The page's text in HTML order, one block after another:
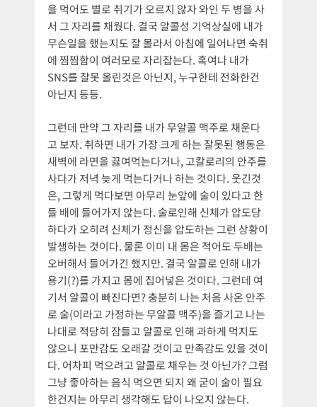
을 먹어도 별로 취기가 오르지 않자 와인 두 병을 사
서 그 자리를 채웠다. 결국 알콜성 기억상실에 내가
무슨일을 했는지도 잘 몰라서 아침에 일어나면 숙취
에 찜찜함이 여러모로 자리잡는다. 혹여나 내가
SNS를 잘못 올린것은 아닌지, 누구한테 전화한건
아닌지 등등.
그런데 만약 그 자리를 내가 무알콜 맥주로 채운다
고 보자. 취하면 내가 가장 크게 하는 잘못된 행동은
새벽에 라면을 끓여먹는다거나, 고칼로리의 안주를
사다가 저녁 늦게 먹는다거나 하는 것이다. 웃긴것
은, 그렇게 먹다보면 아무리 눈앞에 술이 있다고 한
들 배에 들어가지 않는다. 술로인해 신체가 압도당
하다가 오히려 신체가 정신을 압도하는 그런 상황이
발생하는 것이다. 물론 이미 내 몸은 적어도 두배는
오버해서 들어가긴 했지만. 결국 알콜로 인해 내가
용기(?)를 가지고 몸에 집어넣은 것이다. 그런데 여
기서 알콜이 빠진다면? 충분히 나는 처음 사온 안주
로 술(이라고 가정하는 무알콜 맥주)을 즐기고 나는
나대로 적당히 잠들고 알콜로 인해 과하게 먹지도
않으니 포만감도 오래갈 것이고 만족감도 있을 것이
다. 어차피 먹으려고 알콜로 채우는 것 아닌가? 그럼
그냥 좋아하는 음식 먹으면 되지 왜 굳이 술이 필요
한건지는 아무리 생각해도 답이 나오지 않는다.